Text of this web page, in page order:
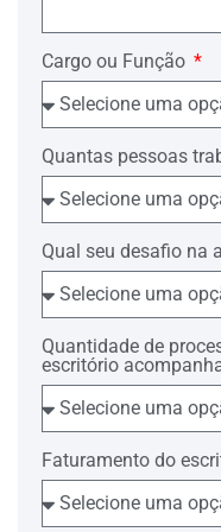
genitora dos
Cautelar de
proposta
Família e
de …………., o
Requerente,
do lar e do
O Requerente,
trabalhando
vontade para
condições
assim,
social de
da separação
dos menores.
Tem tentado,
necessário
admite que
qualquer ajuda
Cargo ou Função
Quantas pessoas
Qual seu desafio na
Quantidade de
escritório
Faturamento do